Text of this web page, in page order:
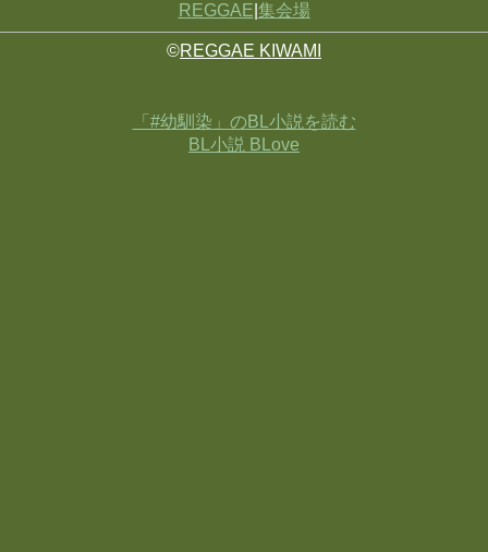
REGGAE 集会場
©REGGAE KIWAMI
「#幼馴染」のBL小説を読む
BL小説 BLove